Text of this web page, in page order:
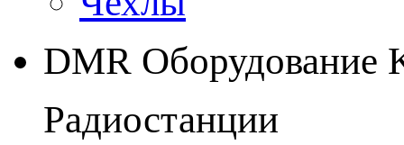
DMR Оборудование
Радиостанции